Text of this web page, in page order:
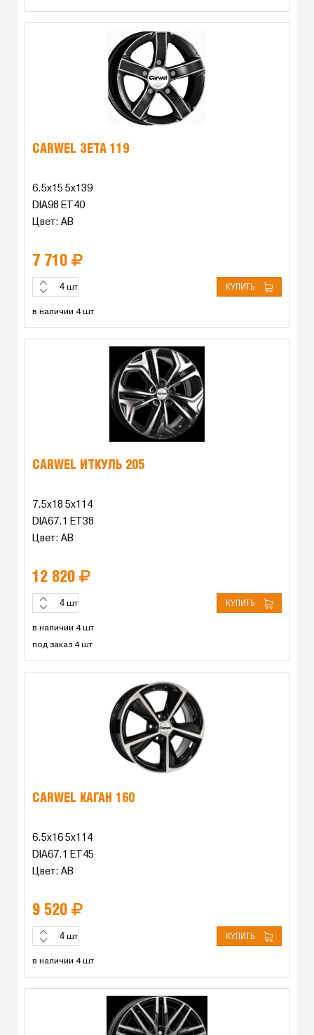
CARWEL ЗЕТА 119
6.5x15 5x139
DIA98 ET40
Цвет: AB
7 710
шт КУПИТЬ
в наличии 4 шт
CARWEL ИТКУЛЬ 205
7.5x18 5x114
DIA67.1 ET38
Цвет: AB
12 820
шт КУПИТЬ
в наличии 4 шт
под заказ 4 шт
CARWEL КАГАН 160
6.5x16 5x114
DIA67.1 ET45
Цвет: AB
9 520
шт КУПИТЬ
в наличии 4 шт